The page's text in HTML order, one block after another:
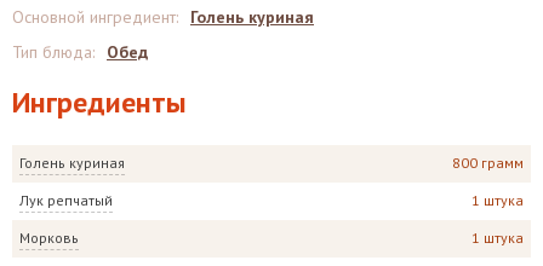
Ингредиенты
Голень куриная 800 грамм
Лук репчатый 1 штука
Морковь 1 штука
Основной ингредиент:
Голень куриная
Тип блюда: Обед